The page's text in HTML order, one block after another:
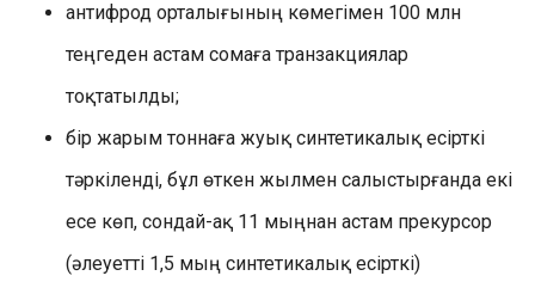
антифрод орталығының көмегімен 100 млн
теңгеден астам сомаға транзакциялар
тоқтатылды;
бір жарым тоннаға жуық синтетикалық есірткі
тәркіленді, бұл өткен жылмен салыстырғанда екі
есе көп, сондай-ақ 11 мыңнан астам прекурсор
(әлеуетті 1,5 мың синтетикалық есірткі)